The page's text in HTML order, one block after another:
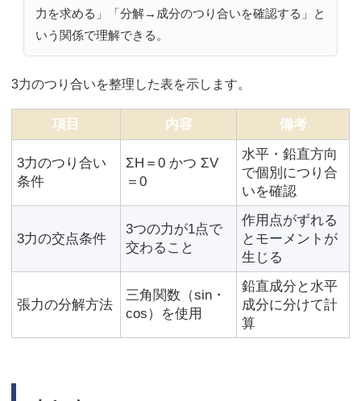
力を求める」「分解→成分のつり合いを確認する」と
いう関係で理解できる。
3力のつり合いを整理した表を示します。
項目 内容 備考
3力のつり合い
条件
ΣH＝0 かつ ΣV
＝0
水平・鉛直方向
で個別につり合
いを確認
3力の交点条件
3つの力が1点で
交わること
作用点がずれる
とモーメントが
生じる
張力の分解方法
三角関数（sin・
cos）を使用
鉛直成分と水平
成分に分けて計
算